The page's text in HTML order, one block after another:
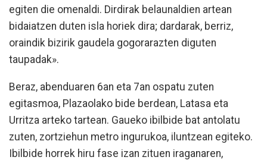
egiten die omenaldi. Dirdirak belaunaldien artean
bidaiatzen duten isla horiek dira; dardarak, berriz,
oraindik bizirik gaudela gogorarazten diguten
taupadak».
Beraz, abenduaren 6an eta 7an ospatu zuten
egitasmoa, Plazaolako bide berdean, Latasa eta
Urritza arteko tartean. Gaueko ibilbide bat antolatu
zuten, zortziehun metro ingurukoa, iluntzean egiteko.
Ibilbide horrek hiru fase izan zituen iraganaren,